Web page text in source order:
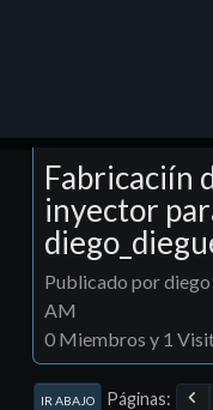
Fabricaciín
inyector
Publicado por
AM
0 Miembros y 1
IR ABAJO Páginas